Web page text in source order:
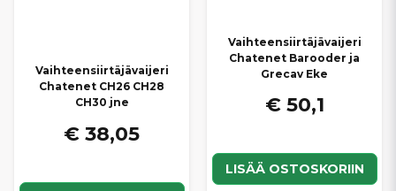
Vaihteensiirtäjävaijeri
Chatenet CH26 CH28
CH30 jne
€ 38,05
Vaihteensiirtäjävaijeri
Chatenet Barooder ja
Grecav Eke
€ 50,1
LISÄÄ OSTOSKORIIN